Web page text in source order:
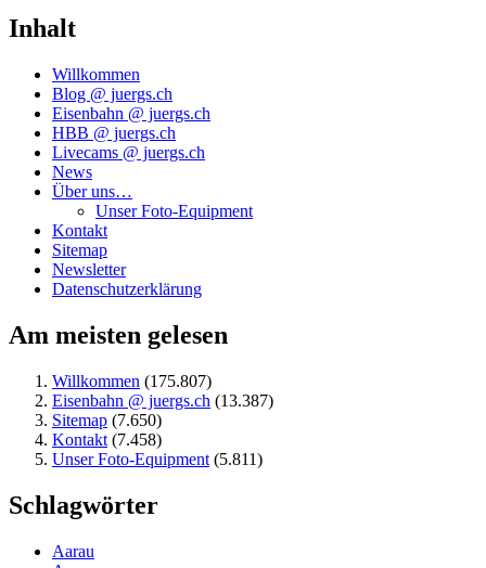
Inhalt
Willkommen
Blog @ juergs.ch
Eisenbahn @ juergs.ch
HBB @ juergs.ch
Livecams @ juergs.ch
News
Über uns…
Unser Foto-Equipment
Kontakt
Sitemap
Newsletter
Datenschutzerklärung
Am meisten gelesen
Willkommen (175.807)
Eisenbahn @ juergs.ch (13.387)
Sitemap (7.650)
Kontakt (7.458)
Unser Foto-Equipment (5.811)
Schlagwörter
Aarau